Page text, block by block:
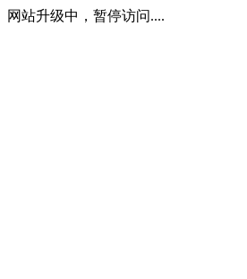
网站升级中，暂停访问....